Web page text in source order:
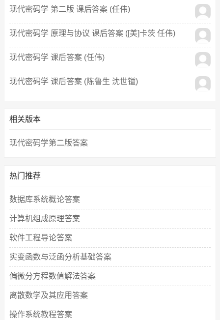
现代密码学 第二版 课后答案 (任伟)
现代密码学 原理与协议 课后答案 ([美]卡茨 任伟)
现代密码学 课后答案 (任伟)
现代密码学 课后答案 (陈鲁生 沈世镒)
相关版本
现代密码学第二版答案
热门推荐
数据库系统概论答案
计算机组成原理答案
软件工程导论答案
实变函数与泛函分析基础答案
偏微分方程数值解法答案
离散数学及其应用答案
操作系统教程答案